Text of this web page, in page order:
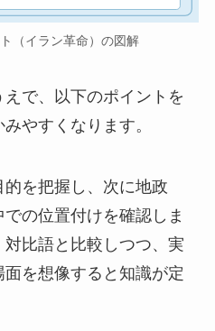
（イラン革命）の図解
で、以下のポイントを
やすくなります。
を把握し、次に地政
の位置付けを確認しま
比語と比較しつつ、実
を想像すると知識が定